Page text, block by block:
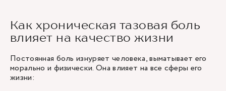
Как хроническая тазовая боль
влияет на качество жизни
Постоянная боль изнуряет человека, выматывает его
морально и физически. Она влияет на все сферы его
жизни: